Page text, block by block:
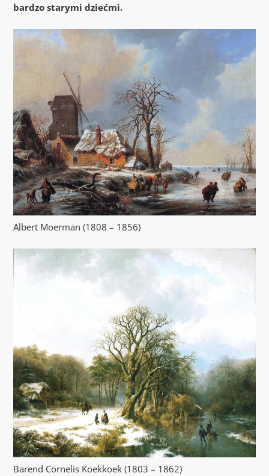
bardzo starymi dziećmi.
Albert Moerman (1808 – 1856)
Barend Cornelis Koekkoek (1803 – 1862)